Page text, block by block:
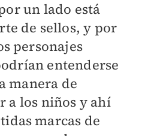
un lado está
de sellos, y por
personajes
entenderse
manera de
a los niños y ahí
marcas de